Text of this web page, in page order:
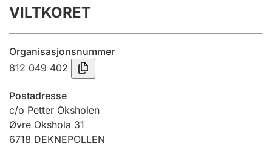
Årsregnskap
Innsending og forsinkelsesgebyr
Tinglysing
Jeger
Betaling og jegeravgiftskort
VILTKORET
Organisasjonsnummer
812 049 402
Postadresse
c/o Petter Oksholen
Øvre Okshola 31
6718 DEKNEPOLLEN